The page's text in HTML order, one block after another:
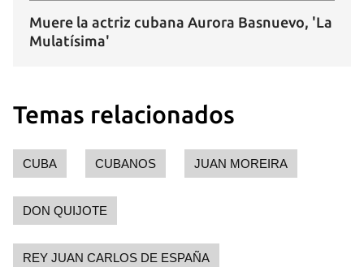
Muere la actriz cubana Aurora Basnuevo, 'La
Mulatísima'
Temas relacionados
CUBA CUBANOS JUAN MOREIRA
DON QUIJOTE
REY JUAN CARLOS DE ESPAÑA